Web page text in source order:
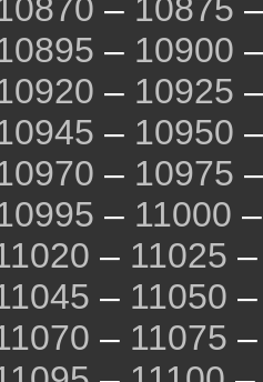
– 10875
– 10900
– 10925
– 10950
– 10975
– 11000
– 11025
– 11050
– 11075